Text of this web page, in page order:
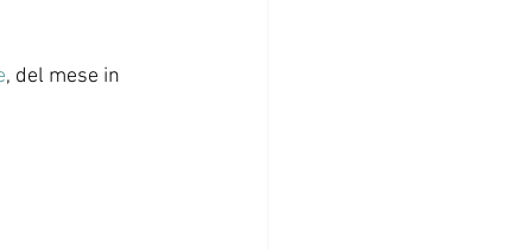
, del mese in